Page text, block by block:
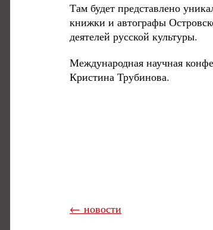
Там будет представлено
книжки и автографы
деятелей русской культуры.
Международная научная
Кристина Трубинова.
← новости